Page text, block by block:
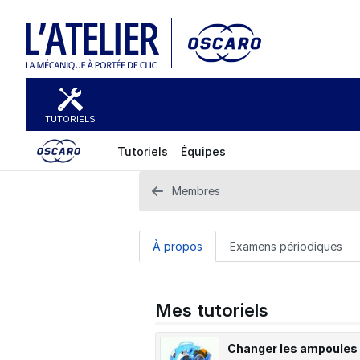
TUTORIELS
Tutoriels Équipes
Membres
À propos Examens périodiques
Mes tutoriels
Changer les ampoules